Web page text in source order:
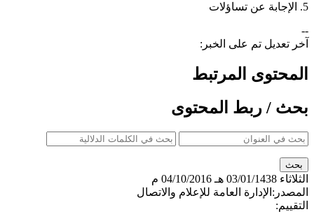
5. الإجابة عن تساؤلات
--
آخر تعديل تم على الخبر:
المحتوى المرتبط
بحث / ربط المحتوى
الثلاثاء 03/01/1438 هـ
04/10/2016 م
المصدر: الإدارة العامة للإعلام والاتصال
التقييم: